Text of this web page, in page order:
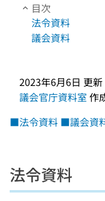
目次
法令資料
議会資料
2023年6月6日 更新
議会官庁資料室 作
■法令資料 ■議会資
法令資料